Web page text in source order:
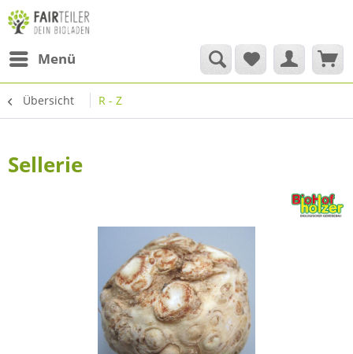
Menü
Übersicht R - Z
Sellerie